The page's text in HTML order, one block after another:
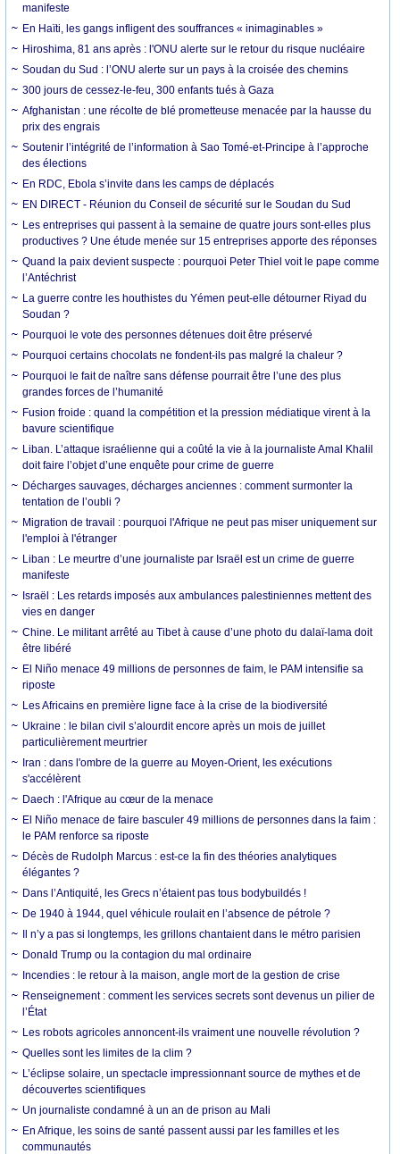
manifeste
En Haïti, les gangs infligent des souffrances « inimaginables »
Hiroshima, 81 ans après : l'ONU alerte sur le retour du risque nucléaire
Soudan du Sud : l’ONU alerte sur un pays à la croisée des chemins
300 jours de cessez-le-feu, 300 enfants tués à Gaza
Afghanistan : une récolte de blé prometteuse menacée par la hausse du
prix des engrais
Soutenir l’intégrité de l’information à Sao Tomé-et-Principe à l’approche
des élections
En RDC, Ebola s’invite dans les camps de déplacés
EN DIRECT - Réunion du Conseil de sécurité sur le Soudan du Sud
Les entreprises qui passent à la semaine de quatre jours sont-elles plus
productives ? Une étude menée sur 15 entreprises apporte des réponses
Quand la paix devient suspecte : pourquoi Peter Thiel voit le pape comme
l’Antéchrist
La guerre contre les houthistes du Yémen peut-elle détourner Riyad du
Soudan ?
Pourquoi le vote des personnes détenues doit être préservé
Pourquoi certains chocolats ne fondent-ils pas malgré la chaleur ?
Pourquoi le fait de naître sans défense pourrait être l’une des plus
grandes forces de l’humanité
Fusion froide : quand la compétition et la pression médiatique virent à la
bavure scientifique
Liban. L’attaque israélienne qui a coûté la vie à la journaliste Amal Khalil
doit faire l’objet d’une enquête pour crime de guerre
Décharges sauvages, décharges anciennes : comment surmonter la
tentation de l’oubli ?
Migration de travail : pourquoi l'Afrique ne peut pas miser uniquement sur
l'emploi à l'étranger
Liban : Le meurtre d’une journaliste par Israël est un crime de guerre
manifeste
Israël : Les retards imposés aux ambulances palestiniennes mettent des
vies en danger
Chine. Le militant arrêté au Tibet à cause d’une photo du dalaï-lama doit
être libéré
El Niño menace 49 millions de personnes de faim, le PAM intensifie sa
riposte
Les Africains en première ligne face à la crise de la biodiversité
Ukraine : le bilan civil s’alourdit encore après un mois de juillet
particulièrement meurtrier
Iran : dans l'ombre de la guerre au Moyen-Orient, les exécutions
s'accélèrent
Daech : l'Afrique au cœur de la menace
El Niño menace de faire basculer 49 millions de personnes dans la faim :
le PAM renforce sa riposte
Décès de Rudolph Marcus : est-ce la fin des théories analytiques
élégantes ?
Dans l’Antiquité, les Grecs n’étaient pas tous bodybuildés !
De 1940 à 1944, quel véhicule roulait en l’absence de pétrole ?
Il n’y a pas si longtemps, les grillons chantaient dans le métro parisien
Donald Trump ou la contagion du mal ordinaire
Incendies : le retour à la maison, angle mort de la gestion de crise
Renseignement : comment les services secrets sont devenus un pilier de
l’État
Les robots agricoles annoncent-ils vraiment une nouvelle révolution ?
Quelles sont les limites de la clim ?
L’éclipse solaire, un spectacle impressionnant source de mythes et de
découvertes scientifiques
Un journaliste condamné à un an de prison au Mali
En Afrique, les soins de santé passent aussi par les familles et les
communautés